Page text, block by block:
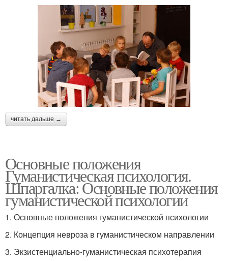
читать дальше →
Основные положения
Гуманистическая психология.
Шпаргалка: Основные положения
гуманистической психологии
1. Основные положения гуманистической психологии
2. Концепция невроза в гуманистическом направлении
3. Экзистенциально-гуманистическая психотерапия